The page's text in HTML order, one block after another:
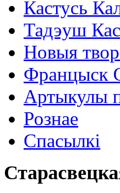
Кастусь
Тадэуш
Новыя
Францыск
Артыкулы
Рознае
Спасылкі